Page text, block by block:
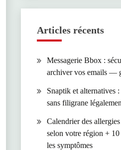
Articles récents
Messagerie Bbox :
archiver vos emails —
Snaptik et alternatives
sans filigrane
Calendrier des
selon votre région +
les symptômes